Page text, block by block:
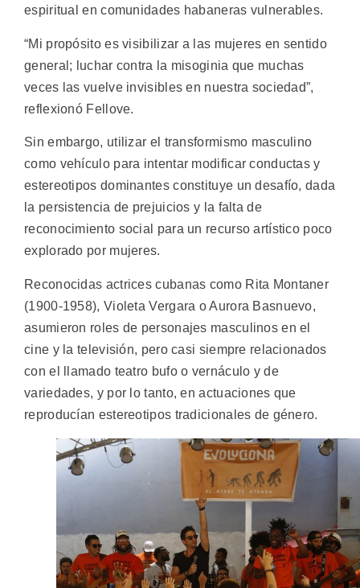
espiritual en comunidades habaneras vulnerables.
“Mi propósito es visibilizar a las mujeres en sentido
general; luchar contra la misoginia que muchas
veces las vuelve invisibles en nuestra sociedad”,
reflexionó Fellove.
Sin embargo, utilizar el transformismo masculino
como vehículo para intentar modificar conductas y
estereotipos dominantes constituye un desafío, dada
la persistencia de prejuicios y la falta de
reconocimiento social para un recurso artístico poco
explorado por mujeres.
Reconocidas actrices cubanas como Rita Montaner
(1900-1958), Violeta Vergara o Aurora Basnuevo,
asumieron roles de personajes masculinos en el
cine y la televisión, pero casi siempre relacionados
con el llamado teatro bufo o vernáculo y de
variedades, y por lo tanto, en actuaciones que
reproducían estereotipos tradicionales de género.